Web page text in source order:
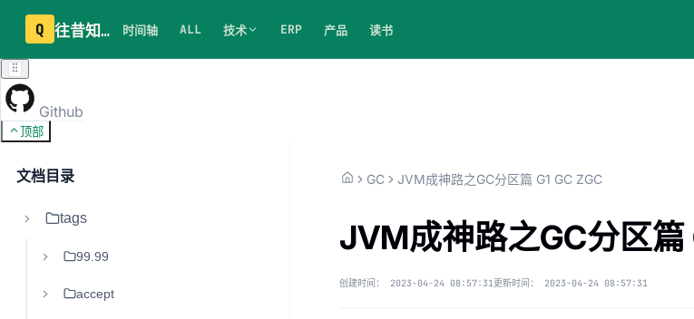
Q 往昔知识库 时间轴 ALL 技术 ERP 产品 读书
Github
顶部
文档目录
tags
99.99
accept
GC JVM成神路之GC分区篇 G1 GC ZGC
JVM成神路之GC分区篇
创建时间： 2023-04-24 08:57:31更新时间： 2023-04-24 08:57:31